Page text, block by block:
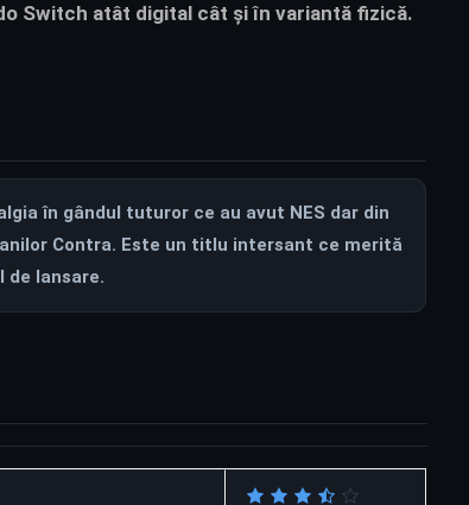
în gândul tuturor ce au avut NES dar din
Contra. Este un titlu intersant ce merită
de lansare.
Switch atât digital cât și în variantă fizică.